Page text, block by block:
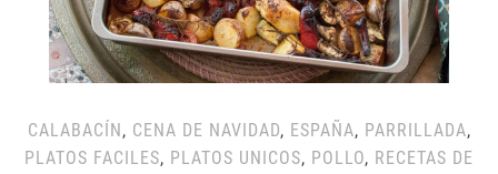
CALABACÍN, CENA DE NAVIDAD, ESPAÑA, PARRILLADA,
PLATOS FACILES, PLATOS UNICOS, POLLO, RECETAS DE